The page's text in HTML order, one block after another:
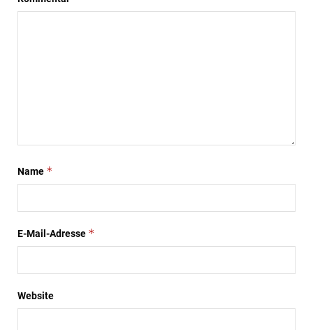
Name *
E-Mail-Adresse *
Website